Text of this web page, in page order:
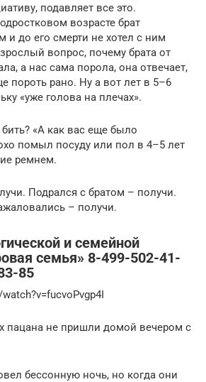
подавляет все это.
возрасте брат
и до его смерти не хотел с ним
вопрос, почему брата от
а нас сама порола, она отвечает,
пороть рано. Ну а вот лет в 5–6
«уже голова на плечах».
«А как вас еще было
помыл посуду или пол в 4–5 лет
ремнем.
Подрался с братом – получи.
– получи.
и семейной
семья» 8-499-502-41-
85
пацана не пришли домой вечером с
бессонную ночь, но когда они